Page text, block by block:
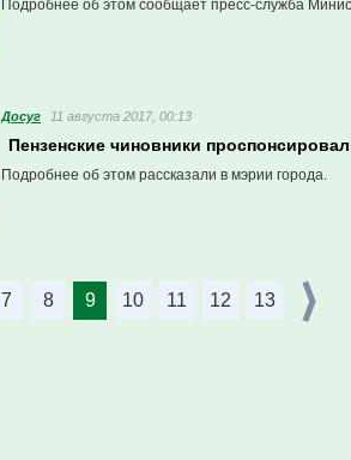
Подробнее об этом сообщает пресс-служба
Досуг 11 августа 2017, 00:13
Пензенские чиновники
Подробнее об этом рассказали в мэрии города.
7 8 9 10 11 12 13